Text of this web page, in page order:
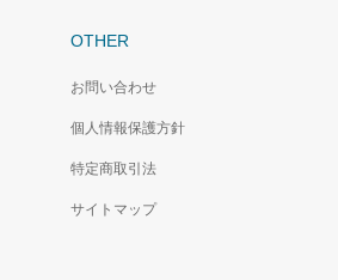
OTHER
お問い合わせ
個人情報保護方針
特定商取引法
サイトマップ